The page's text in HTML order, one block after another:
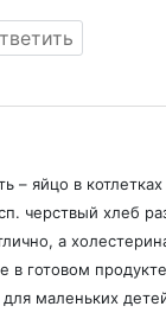
– яйцо в
черствый хлеб
а
в готовом
маленьких